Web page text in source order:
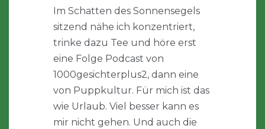
Im Schatten des Sonnensegels
sitzend nähe ich konzentriert,
trinke dazu Tee und höre erst
eine Folge Podcast von
1000gesichterplus2, dann eine
von Puppkultur. Für mich ist das
wie Urlaub. Viel besser kann es
mir nicht gehen. Und auch die